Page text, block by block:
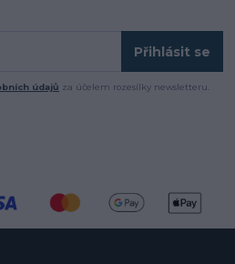
Přihlásit se
údajů za účelem rozesílky newsletteru.